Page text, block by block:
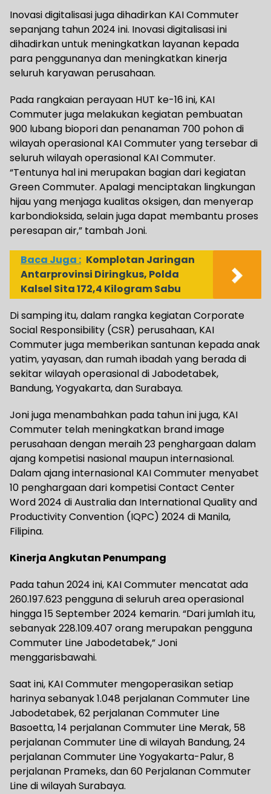
Inovasi digitalisasi juga dihadirkan KAI Commuter
sepanjang tahun 2024 ini. Inovasi digitalisasi ini
dihadirkan untuk meningkatkan layanan kepada
para penggunanya dan meningkatkan kinerja
seluruh karyawan perusahaan.
Pada rangkaian perayaan HUT ke-16 ini, KAI
Commuter juga melakukan kegiatan pembuatan
900 lubang biopori dan penanaman 700 pohon di
wilayah operasional KAI Commuter yang tersebar di
seluruh wilayah operasional KAI Commuter.
“Tentunya hal ini merupakan bagian dari kegiatan
Green Commuter. Apalagi menciptakan lingkungan
hijau yang menjaga kualitas oksigen, dan menyerap
karbondioksida, selain juga dapat membantu proses
peresapan air,” tambah Joni.
Baca Juga : Komplotan Jaringan
Antarprovinsi Diringkus, Polda
Kalsel Sita 172,4 Kilogram Sabu
Di samping itu, dalam rangka kegiatan Corporate
Social Responsibility (CSR) perusahaan, KAI
Commuter juga memberikan santunan kepada anak
yatim, yayasan, dan rumah ibadah yang berada di
sekitar wilayah operasional di Jabodetabek,
Bandung, Yogyakarta, dan Surabaya.
Joni juga menambahkan pada tahun ini juga, KAI
Commuter telah meningkatkan brand image
perusahaan dengan meraih 23 penghargaan dalam
ajang kompetisi nasional maupun internasional.
Dalam ajang internasional KAI Commuter menyabet
10 penghargaan dari kompetisi Contact Center
Word 2024 di Australia dan International Quality and
Productivity Convention (IQPC) 2024 di Manila,
Filipina.
Kinerja Angkutan Penumpang
Pada tahun 2024 ini, KAI Commuter mencatat ada
260.197.623 pengguna di seluruh area operasional
hingga 15 September 2024 kemarin. “Dari jumlah itu,
sebanyak 228.109.407 orang merupakan pengguna
Commuter Line Jabodetabek,” Joni
menggarisbawahi.
Saat ini, KAI Commuter mengoperasikan setiap
harinya sebanyak 1.048 perjalanan Commuter Line
Jabodetabek, 62 perjalanan Commuter Line
Basoetta, 14 perjalanan Commuter Line Merak, 58
perjalanan Commuter Line di wilayah Bandung, 24
perjalanan Commuter Line Yogyakarta-Palur, 8
perjalanan Prameks, dan 60 Perjalanan Commuter
Line di wilayah Surabaya.